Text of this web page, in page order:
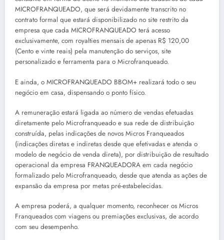
MICROFRANQUEADO, que será devidamente transcrito no
contrato formal que estará disponibilizado no site restrito da
empresa que cada MICROFRANQUEADO terá acesso
exclusivamente, com royalties mensais de apenas R$ 120,00
(Cento e vinte reais) pela manutenção do serviços, site
personalizado e ferramenta para o Microfranqueado.
E ainda, o MICROFRANQUEADO BBOM+ realizará todo o seu
negócio em casa, dispensando o ponto físico.
A remuneração estará ligada ao número de vendas efetuadas
diretamente pelo Microfranqueado e sua rede de distribuição
construída, pelas indicações de novos Micros Franqueados
(indicações diretas e indiretas desde que efetivadas e atenda o
modelo de negócio de venda direta), por distribuição de resultado
operacional da empresa FRANQUEADORA em cada negócio
formalizado pelo Microfranqueado, desde que atenda as ações de
expansão da empresa por metas pré-estabelecidas.
A empresa poderá, a qualquer momento, reconhecer os Micros
Franqueados com viagens ou premiações exclusivas, de acordo
com seu desempenho.